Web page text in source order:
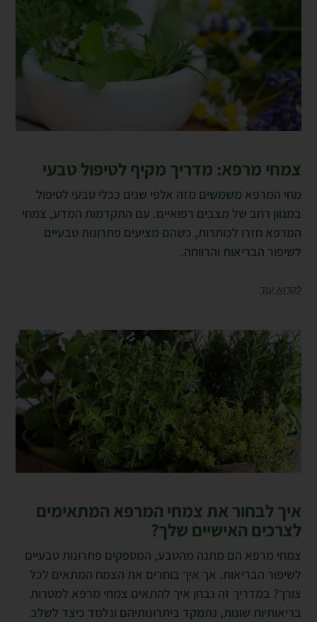
צמחי מרפא: מדריך מקיף לטיפול טבעי
מחי המרפא משמשים מזה אלפי שנים ככלי טבעי לטיפול
במגוון רחב של מצבים רפואיים. עם התקדמות המדע, צמחי
המרפא חזרו לכותרות, כשהם מציעים פתרונות טבעיים
לשיפור הבריאות והרווחה.
לקרוא עוד
איך לבחור את צמחי המרפא המתאימים
לצרכים האישיים שלך?
צמחי מרפא הם מתנה מהטבע, המספקים פתרונות טבעיים
לשיפור הבריאות. אך איך בוחרים את הצמח המתאים לכל
צורך? במדריך זה נבחן איך להתאים צמחי מרפא למטרות
בריאותיות שונות, נתמקד ביתרונותיהם ונלמד כיצד לשלב